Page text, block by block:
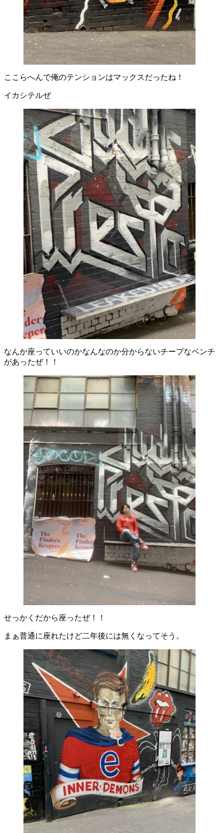
ここらへんで俺のテンションはマックスだったね！
イカシテルぜ
なんか座っていいのかなんなのか分からないチープなベンチ
があったぜ！！
せっかくだから座ったぜ！！
まぁ普通に座れたけど二年後には無くなってそう。